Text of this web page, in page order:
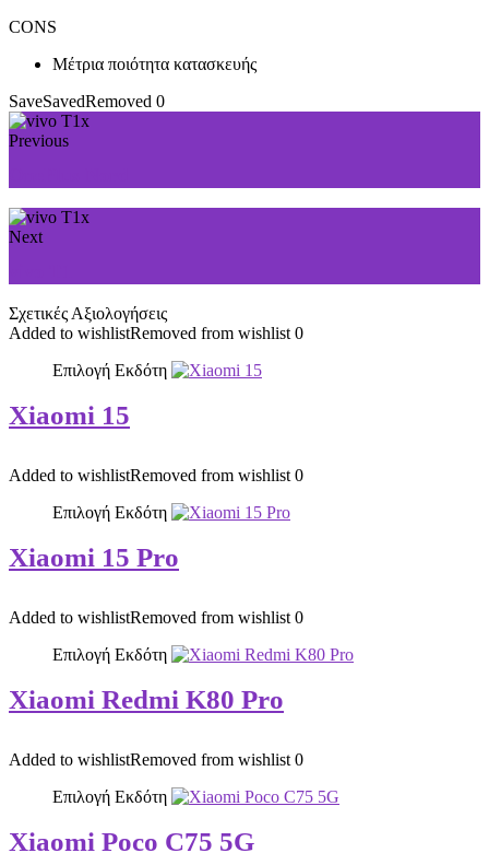
CONS
Μέτρια ποιότητα κατασκευής
SaveSavedRemoved 0
Previous
Next
Σχετικές Αξιολογήσεις
Added to wishlistRemoved from wishlist 0
Επιλογή Εκδότη
Xiaomi 15
Added to wishlistRemoved from wishlist 0
Επιλογή Εκδότη
Xiaomi 15 Pro
Added to wishlistRemoved from wishlist 0
Επιλογή Εκδότη
Xiaomi Redmi K80 Pro
Added to wishlistRemoved from wishlist 0
Επιλογή Εκδότη
Xiaomi Poco C75 5G